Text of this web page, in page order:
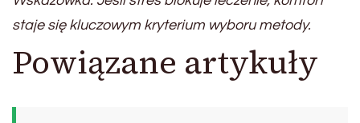
staje się kluczowym kryterium wyboru metody.
Powiązane artykuły